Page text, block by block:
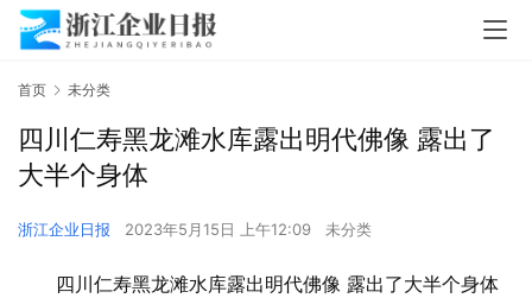
首页 未分类
四川仁寿黑龙滩水库露出明代佛像 露出了
大半个身体
浙江企业日报 2023年5月15日 上午12:09 未分类
四川仁寿黑龙滩水库露出明代佛像 露出了大半个身体